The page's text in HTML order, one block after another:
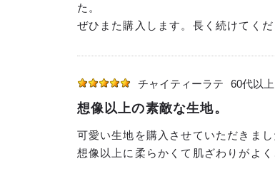
た。
ぜひまた購入します。長く続けてくだ
チャイティーラテ 60代以上
想像以上の素敵な生地。
可愛い生地を購入させていただきまし
想像以上に柔らかくて肌ざわりがよ